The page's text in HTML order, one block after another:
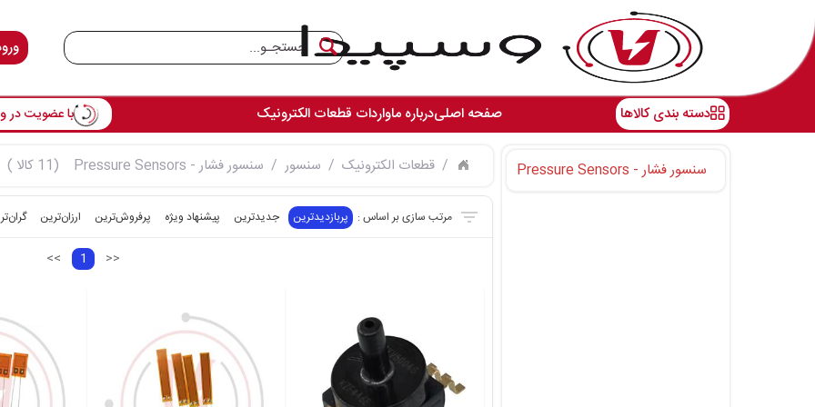
دسته بندی کالاها صفحه اصلیدرباره ماواردات قطعات الکترونیک با عضویت در
قطعات الکترونیک سنسور سنسور فشار - Pressure Sensors (11 کالا )
پربازدیدترین جدیدترین پیشنهاد ویژه پرفروش‌ترین‌ ارزان‌ترین
<< 1 >>
سنسور فشار - Pressure Sensors